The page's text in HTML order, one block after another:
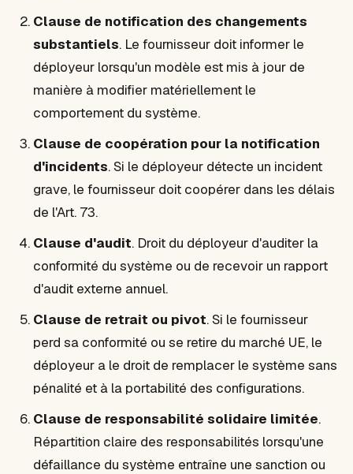
Clause de notification des changements
substantiels. Le fournisseur doit informer le
déployeur lorsqu'un modèle est mis à jour de
manière à modifier matériellement le
comportement du système.
Clause de coopération pour la notification
d'incidents. Si le déployeur détecte un incident
grave, le fournisseur doit coopérer dans les délais
de l'Art. 73.
Clause d'audit. Droit du déployeur d'auditer la
conformité du système ou de recevoir un rapport
d'audit externe annuel.
Clause de retrait ou pivot. Si le fournisseur
perd sa conformité ou se retire du marché UE, le
déployeur a le droit de remplacer le système sans
pénalité et à la portabilité des configurations.
Clause de responsabilité solidaire limitée.
Répartition claire des responsabilités lorsqu'une
défaillance du système entraîne une sanction ou